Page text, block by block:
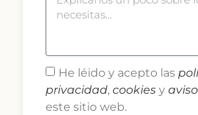
He léido y acepto las
privacidad, cookies y
este sitio web.